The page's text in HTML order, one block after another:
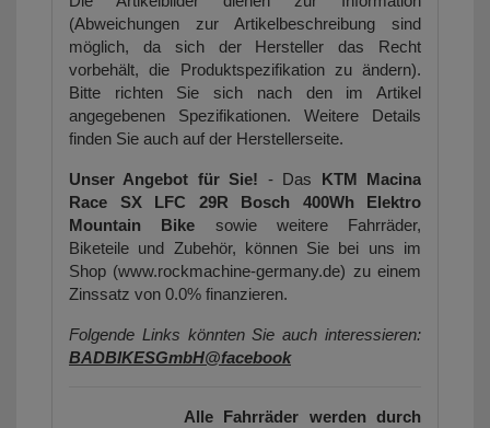
(Abweichungen zur Artikelbeschreibung sind
möglich, da sich der Hersteller das Recht
vorbehält, die Produktspezifikation zu ändern).
Bitte richten Sie sich nach den im Artikel
angegebenen Spezifikationen. Weitere Details
finden Sie auch auf der Herstellerseite.
Unser Angebot für Sie! - Das KTM Macina
Race SX LFC 29R Bosch 400Wh Elektro
Mountain Bike sowie weitere Fahrräder,
Biketeile und Zubehör, können Sie bei uns im
Shop (www.rockmachine-germany.de) zu einem
Zinssatz von 0.0% finanzieren.
Folgende Links könnten Sie auch interessieren:
BADBIKESGmbH@facebook
Alle Fahrräder werden durch